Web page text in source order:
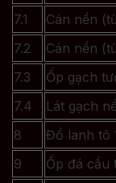
7.1
Cán nền
7.2
Cán nền
7.3
Ốp gạch
7.4
Lát gạch
8
Đổ lanh tô
9
Ốp đá cầu